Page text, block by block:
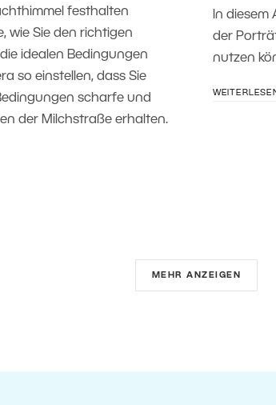
festhalten
wie Sie den richtigen
idealen Bedingungen
so einstellen, dass Sie
scharfe und
der Milchstraße erhalten.
In diesem
der
nutzen
MEHR ANZEIGEN